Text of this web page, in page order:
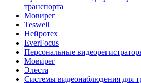
транспорта
Мовирег
Teswell
Нейротех
EverFocus
Персональные
Мовирег
Элеста
Системы видеонаблюдения для